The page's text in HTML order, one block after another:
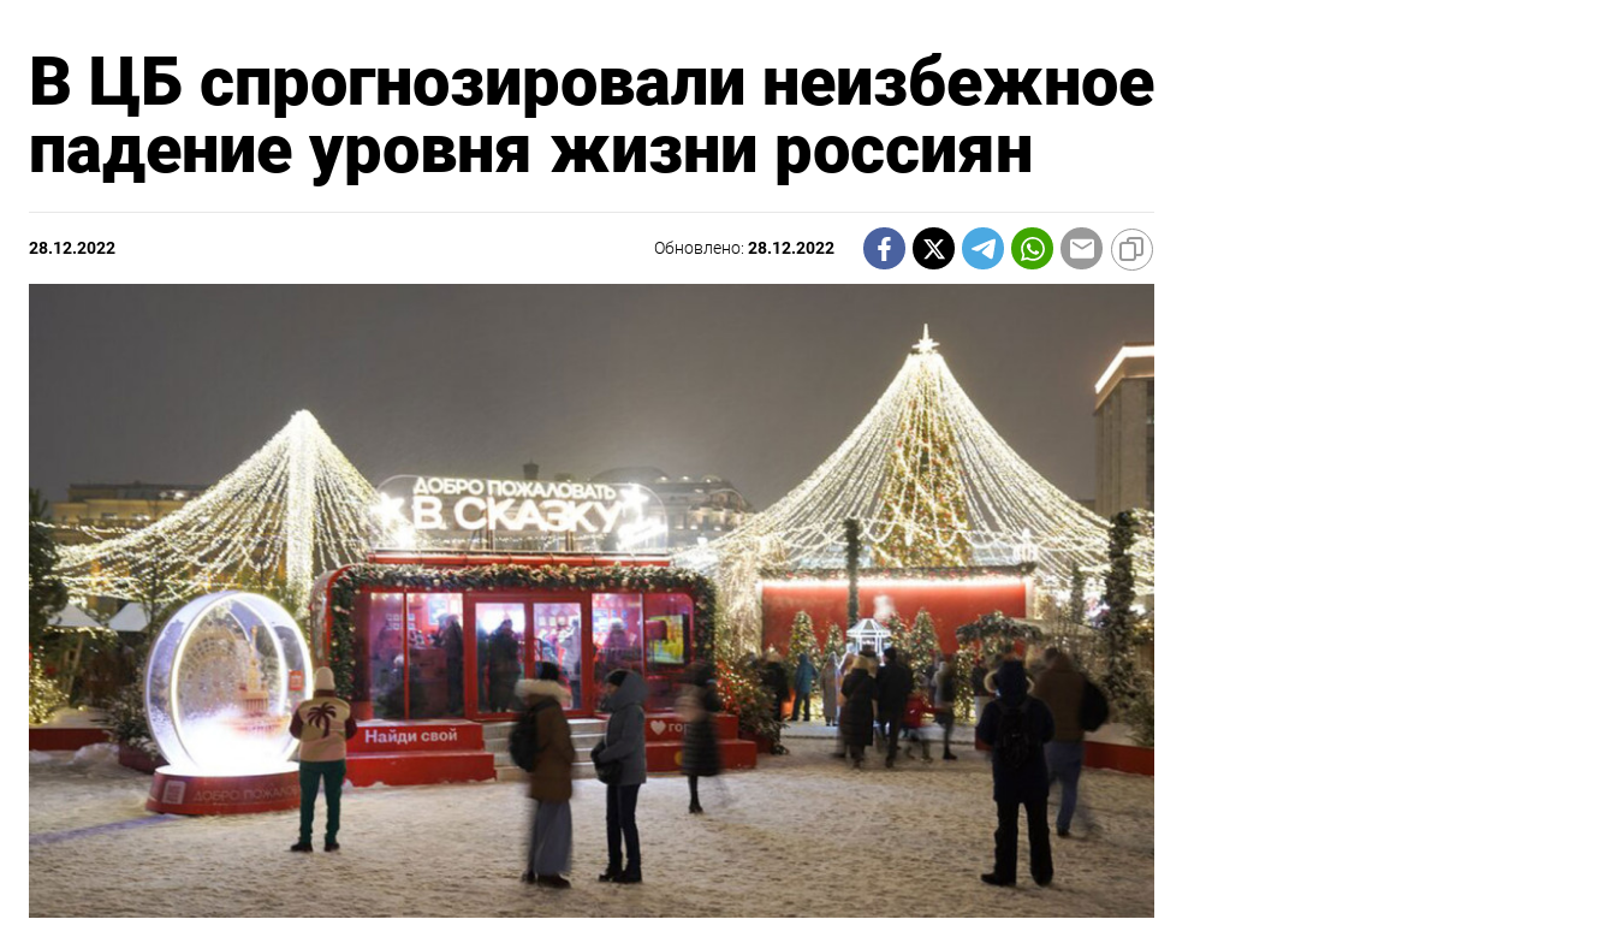
В ЦБ спрогнозировали неизбежное
падение уровня жизни россиян
28.12.2022 Обновлено:28.12.2022